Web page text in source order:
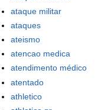
ataque militar
ataques
ateismo
atencao medica
atendimento médico
atentado
athletico